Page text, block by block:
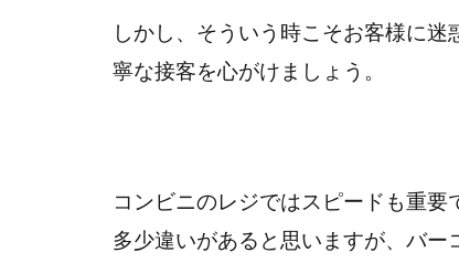
しかし、そういう時こそお客様に
寧な接客を心がけましょう。
コンビニのレジではスピードも重
多少違いがあると思いますが、バー